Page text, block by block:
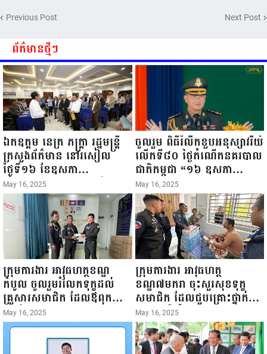
ជូនពរ ជូនចំពោះ ឯកឧត្តម សាយ
សំអាល់ ប្រធានសហភាពសហព័ន្ធ
បាននូវ សុខភាពល្អបរិបូរណ៍
កម្លាំងមាំមួន បញ្ញាញាណវាងវៃ
អាយុយឺនយូរ ...
Previous Post Next Post
ព័ត៌មានថ្មីៗ
ឯកឧត្តម នេត្រ ភក្ត្រា រដ្ឋមន្ត្រី
ក្រសួងព័ត៌មាន នៅរសៀល
ថ្ងៃទី១៦ ខែឧសភា
ឆ្នាំ២០២៥នេះ បានអញ្ជើញចុះ
ធ្វើជំរឿនថ្នាក់ដឹកនាំមន្ត្រីរាជ
ការស៉ីវិល នៃក្រសួងព័ត៌មាន...
May 16, 2025
ចូលរួម ពិធីរំលឹកខួបអនុស្សាវរីយ៍
លើកទី៨០ ថ្ងៃកំណើតនគរបាល
ជាតិកម្ពុជា “១៦ ឧសភា
១៩៤៥ ~ ១៦ ឧសភា
២០២៥”...
May 16, 2025
ក្រុមការងារ អាវុធហត្ថខណ្ឌ
កំបូល ចូលរួមរំលែកទុក្ខដល់
គ្រួសារសមាជិក ដែលឪពុកក្មេក
របស់លោកទទួលមរណៈភាព!
May 16, 2025
ក្រុមការងារ អាវុធហត្ថ
ខណ្ឌ៧មករា ចុះសួរសុខទុក្ខ
សមាជិក ដែលជួបគ្រោះថ្នាក់
ចរាចរណ៍ កំពុងសម្រាកព្យាបាល
នៅមន្ទីរពេទ្យ!
May 16, 2025